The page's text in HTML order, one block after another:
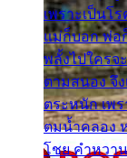
เพราะเป็นโ
แม่ก็บอก พ่อ
พลั้งไปใครจ
ตามสนอง จึ
ตระหนัก เพ
ตมน้ำคลอง
โชย คำหวา